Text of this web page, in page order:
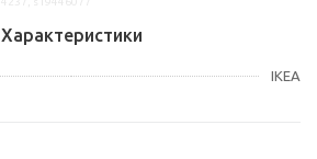
Характеристики
IKEA